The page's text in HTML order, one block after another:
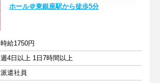
ホール＠東銀座駅から徒歩5分
時給1750円
週4日以上 1日7時間以上
派遣社員